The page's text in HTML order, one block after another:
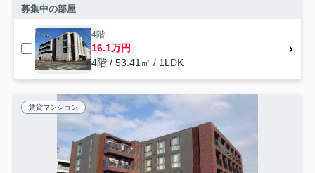
募集中の部屋
4階
16.1万円
4階 / 53.41㎡ / 1LDK
賃貸マンション